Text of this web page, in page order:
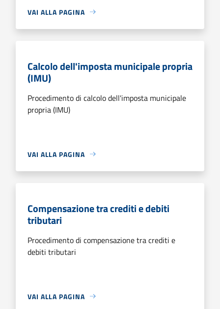
VAI ALLA PAGINA
Calcolo dell'imposta municipale propria
(IMU)
Procedimento di calcolo dell'imposta municipale
propria (IMU)
VAI ALLA PAGINA
Compensazione tra crediti e debiti
tributari
Procedimento di compensazione tra crediti e
debiti tributari
VAI ALLA PAGINA